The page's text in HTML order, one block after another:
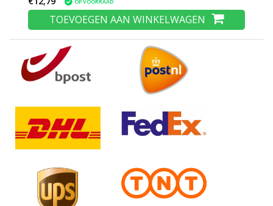
OP VOORRAAD
TOEVOEGEN AAN WINKELWAGEN